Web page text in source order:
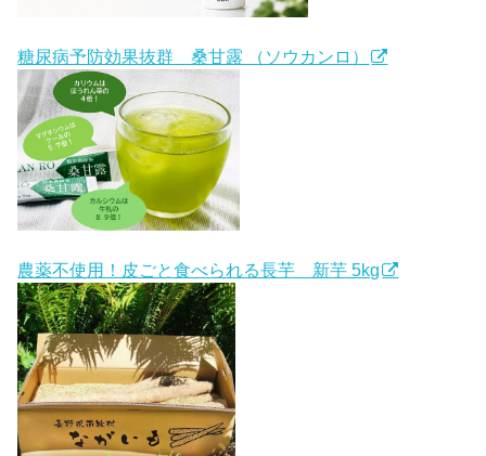
糖尿病予防効果抜群 桑甘露 （ソウカンロ）
農薬不使用！皮ごと食べられる長芋 新芋 5kg